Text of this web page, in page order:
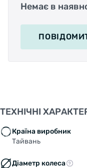
Немає в
ТЕХНІЧНІ
Країна виробник
Тайвань
Діаметр колеса